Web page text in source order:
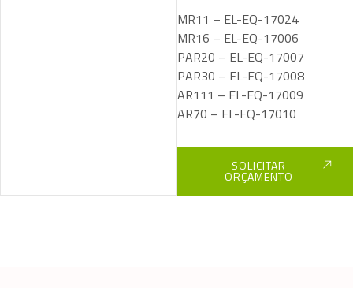
MR11 – EL-EQ-17024
MR16 – EL-EQ-17006
PAR20 – EL-EQ-17007
PAR30 – EL-EQ-17008
AR111 – EL-EQ-17009
AR70 – EL-EQ-17010
SOLICITAR
ORÇAMENTO